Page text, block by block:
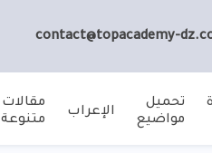
contact@topacademy-
تحميل
مواضيع
الإعراب
مقالات
متنوعة